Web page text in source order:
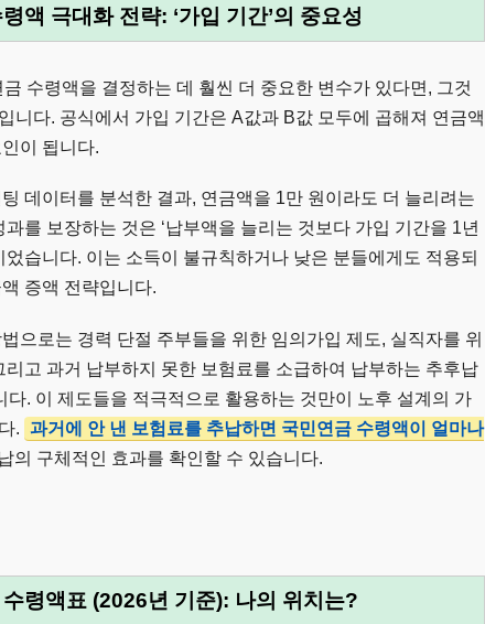
액 극대화 전략: ‘가입 기간’의 중요성
수령액을 결정하는 데 훨씬 더 중요한 변수가 있다면, 그것
니다. 공식에서 가입 기간은 A값과 B값 모두에 곱해져 연금액
이 됩니다.
데이터를 분석한 결과, 연금액을 1만 원이라도 더 늘리려는
를 보장하는 것은 ‘납부액을 늘리는 것보다 가입 기간을 1년
었습니다. 이는 소득이 불규칙하거나 낮은 분들에게도 적용되
증액 전략입니다.
으로는 경력 단절 주부들을 위한 임의가입 제도, 실직자를 위
리고 과거 납부하지 못한 보험료를 소급하여 납부하는 추후납
다. 이 제도들을 적극적으로 활용하는 것만이 노후 설계의 가
. 과거에 안 낸 보험료를 추납하면 국민연금 수령액이 얼마나
의 구체적인 효과를 확인할 수 있습니다.
령액표 (2026년 기준): 나의 위치는?